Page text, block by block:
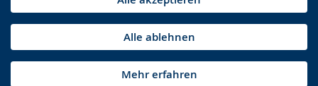
Alle ablehnen
Mehr erfahren